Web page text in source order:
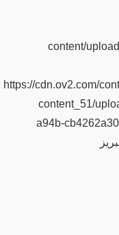
content/
https://cdn.ov2.com/
content_51/
a94b-